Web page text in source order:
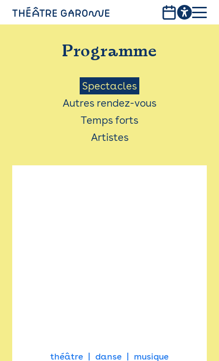
PROGRAMME
INFOS PRATIQUES
AVEC LES PUBLICS
ACCESSIBILITÉ
LES PRODUCTIONS
Programme
Menu
Saison
Spectacles
Autres rendez-vous
Temps forts
Artistes
théâtre danse musique